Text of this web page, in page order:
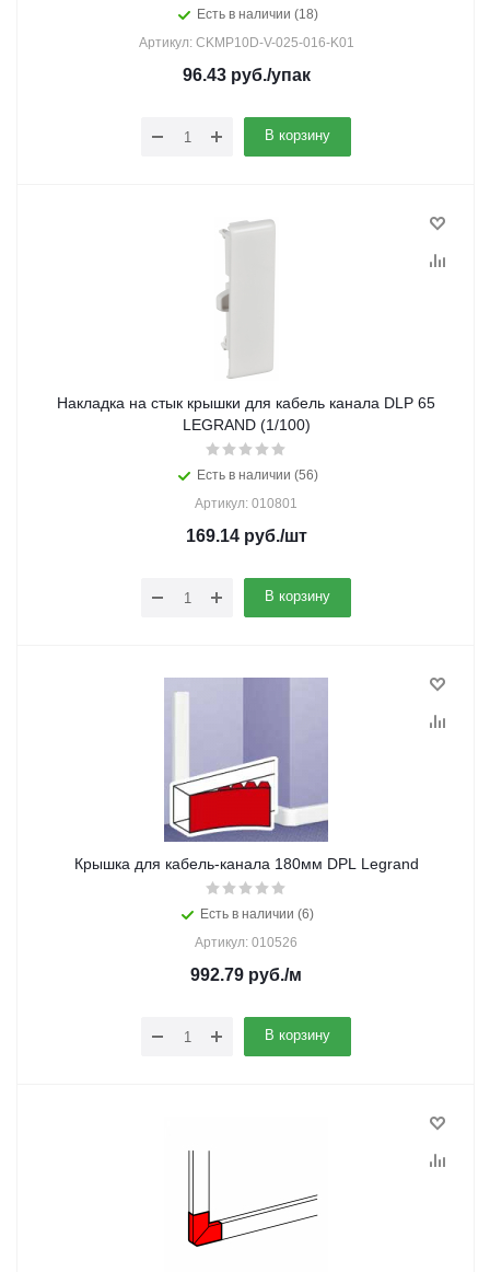
Есть в наличии (18)
Артикул: CKMP10D-V-025-016-K01
96.43руб./упак
В корзину
Накладка на стык крышки для кабель канала DLP 65
LEGRAND (1/100)
Есть в наличии (56)
Артикул: 010801
169.14руб./шт
В корзину
Крышка для кабель-канала 180мм DPL Legrand
Есть в наличии (6)
Артикул: 010526
992.79 руб./м
В корзину